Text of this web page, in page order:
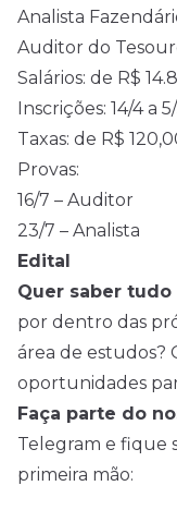
Analista
Auditor do
Salários: de R$
Inscrições: 14/4 a
Taxas: de R$
Provas:
16/7 – Auditor
23/7 – Analista
Edital
Quer saber tudo
por dentro das
área de estudos?
oportunidades
Faça parte do
Telegram e fique
primeira mão: